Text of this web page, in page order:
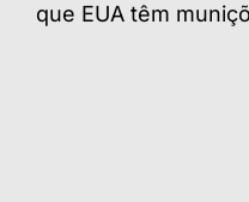
que EUA têm